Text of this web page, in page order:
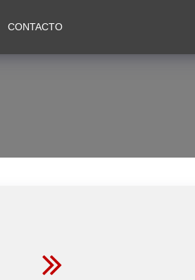
CONTACTO